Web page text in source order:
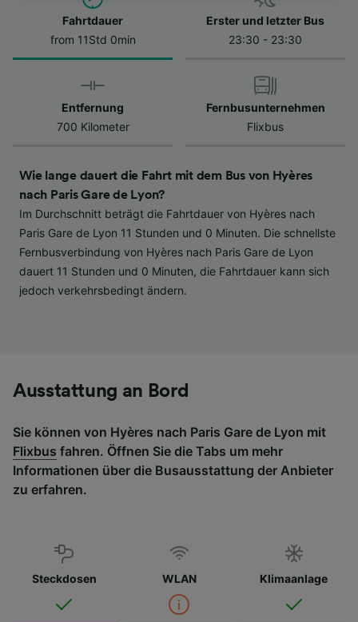
Fahrtdauer
from 11Std 0min
Erster und letzter Bus
23:30 - 23:30
Entfernung
700 Kilometer
Fernbusunternehmen
Flixbus
Wie lange dauert die Fahrt mit dem Bus von Hyères
nach Paris Gare de Lyon?
Im Durchschnitt beträgt die Fahrtdauer von Hyères nach
Paris Gare de Lyon 11 Stunden und 0 Minuten. Die schnellste
Fernbusverbindung von Hyères nach Paris Gare de Lyon
dauert 11 Stunden und 0 Minuten, die Fahrtdauer kann sich
jedoch verkehrsbedingt ändern.
Ausstattung an Bord
Sie können von Hyères nach Paris Gare de Lyon mit
Flixbus fahren. Öffnen Sie die Tabs um mehr
Informationen über die Busausstattung der Anbieter
zu erfahren.
Steckdosen WLAN Klimaanlage
Datenschutzrichtlinie. Diese Präferenzen
werden unseren Partnern signalisiert und
haben keinen Einfluss auf Surfdaten. Ihre
Daten werden nicht für Tracking-Zwecke
verwendet, wenn Sie uns gebeten haben, Ihr
Surfverhalten nicht zu verfolgen.
Folgendes bereitzustellen:
Verwendung genauer Standortdaten.
Endgeräteeigenschaften zur Identifikation
aktiv abfragen. Speichern von oder Zugriff auf
Informationen auf einem Endgerät.
Personalisierte Werbung und Inhalte, Messung
von Werbeleistung und der Performance von
Inhalten, Zielgruppenforschung sowie
Entwicklung und Verbesserung von